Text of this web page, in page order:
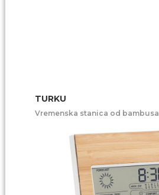
TURKU
Vremenska stanica od bambusa